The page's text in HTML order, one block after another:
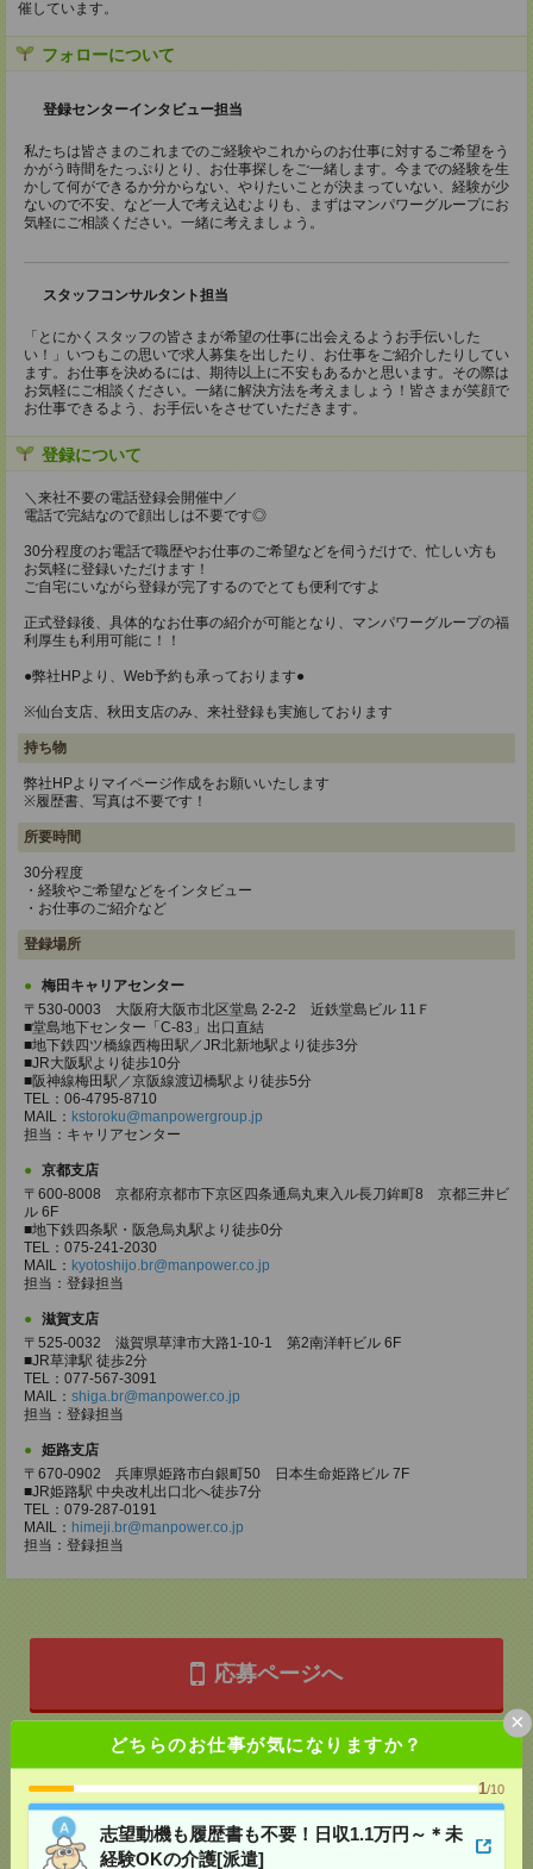
どちらのお仕事が気になりますか？
1/10
志望動機も履歴書も不要！日収1.1万円～＊未
経験OKの介護[派遣]
×
催しています。
フォローについて
登録センターインタビュー担当
私たちは皆さまのこれまでのご経験やこれからのお仕事に対するご希望をう
かがう時間をたっぷりとり、お仕事探しをご一緒します。今までの経験を生
かして何ができるか分からない、やりたいことが決まっていない、経験が少
ないので不安、など一人で考え込むよりも、まずはマンパワーグループにお
気軽にご相談ください。一緒に考えましょう。
スタッフコンサルタント担当
「とにかくスタッフの皆さまが希望の仕事に出会えるようお手伝いした
い！」いつもこの思いで求人募集を出したり、お仕事をご紹介したりしてい
ます。お仕事を決めるには、期待以上に不安もあるかと思います。その際は
お気軽にご相談ください。一緒に解決方法を考えましょう！皆さまが笑顔で
お仕事できるよう、お手伝いをさせていただきます。
登録について
＼来社不要の電話登録会開催中／
電話で完結なので顔出しは不要です◎
30分程度のお電話で職歴やお仕事のご希望などを伺うだけで、忙しい方も
お気軽に登録いただけます！
ご自宅にいながら登録が完了するのでとても便利ですよ
正式登録後、具体的なお仕事の紹介が可能となり、マンパワーグループの福
利厚生も利用可能に！！
●弊社HPより、Web予約も承っております●
※仙台支店、秋田支店のみ、来社登録も実施しております
持ち物
弊社HPよりマイページ作成をお願いいたします
※履歴書、写真は不要です！
所要時間
30分程度
・経験やご希望などをインタビュー
・お仕事のご紹介など
登録場所
梅田キャリアセンター
〒530-0003 大阪府大阪市北区堂島 2-2-2 近鉄堂島ビル 11Ｆ
■堂島地下センター「C-83」出口直結
■地下鉄四ツ橋線西梅田駅／JR北新地駅より徒歩3分
■JR大阪駅より徒歩10分
■阪神線梅田駅／京阪線渡辺橋駅より徒歩5分
TEL：06-4795-8710
MAIL： kstoroku@manpowergroup.jp
担当：キャリアセンター
京都支店
〒600-8008 京都府京都市下京区四条通烏丸東入ル長刀鉾町8 京都三井ビ
ル 6F
■地下鉄四条駅・阪急烏丸駅より徒歩0分
TEL：075-241-2030
MAIL： kyotoshijo.br@manpower.co.jp
担当：登録担当
滋賀支店
〒525-0032 滋賀県草津市大路1-10-1 第2南洋軒ビル 6F
■JR草津駅 徒歩2分
TEL：077-567-3091
MAIL： shiga.br@manpower.co.jp
担当：登録担当
姫路支店
〒670-0902 兵庫県姫路市白銀町50 日本生命姫路ビル 7F
■JR姫路駅 中央改札出口北へ徒歩7分
TEL：079-287-0191
MAIL： himeji.br@manpower.co.jp
担当：登録担当
応募ページへ
気になる！
メールで送る LINEで送る